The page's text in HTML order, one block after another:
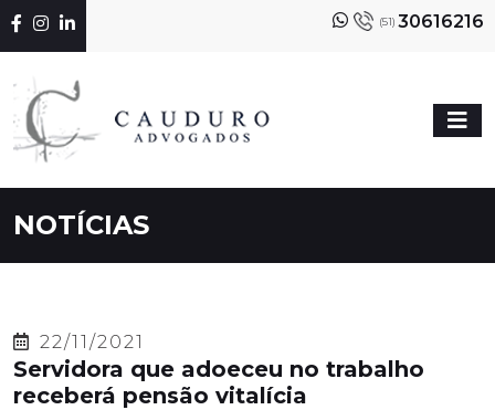
(51) 30616216
NOTÍCIAS
22/11/2021
Servidora que adoeceu no trabalho
receberá pensão vitalícia